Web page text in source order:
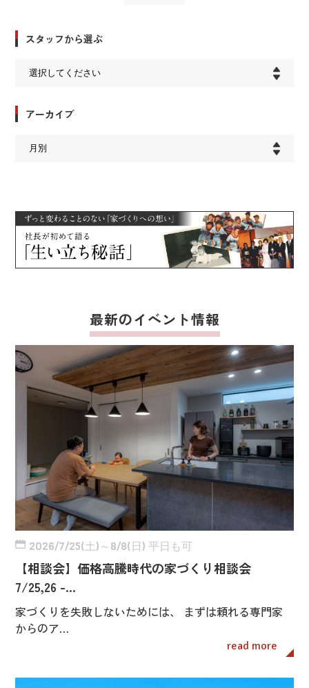
スタッフから選ぶ
アーカイブ
最新のイベント情報
2026/7/25(土)～8/8(日) 平日も可
【相談会】価格高騰時代の家づくり相談会
7/25,26 -…
家づくりを失敗しないためには、 まずは頼れる専門家
からのア…
read more